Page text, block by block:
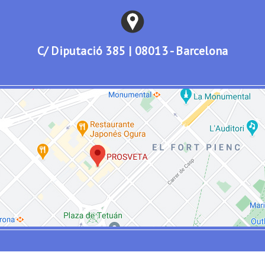
C/ Diputació 385 | 08013 - Barcelona